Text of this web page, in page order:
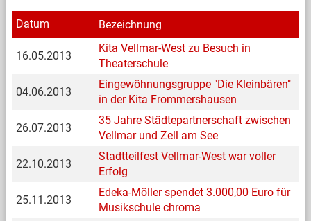
Datum Bezeichnung
16.05.2013
Kita Vellmar-West zu Besuch in
Theaterschule
04.06.2013
Eingewöhnungsgruppe "Die Kleinbären"
in der Kita Frommershausen
26.07.2013
35 Jahre Städtepartnerschaft zwischen
Vellmar und Zell am See
22.10.2013
Stadtteilfest Vellmar-West war voller
Erfolg
25.11.2013
Edeka-Möller spendet 3.000,00 Euro für
Musikschule chroma